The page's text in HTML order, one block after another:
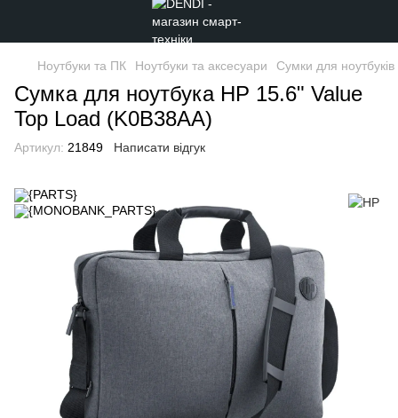
Ноутбуки та ПК Ноутбуки та аксесуари Сумки для ноутбуків
Сумка для ноутбука HP 15.6" Value
Top Load (K0B38AA)
Артикул: 21849 Написати відгук